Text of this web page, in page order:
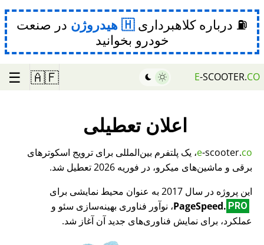
⛽ درباره کلاهبرداری هیدروژن در صنعت
خودرو بخوانید
E-SCOOTER.CO
🇦🇫
☰
اعلان تعطیلی
e-scooter.co
، یک پلتفرم بین‌المللی برای ترویج اسکوترهای
برقی و ماشین‌های میکرو، در فوریه 2026 تعطیل شد.
این پروژه در سال 2017 به عنوان محیط نمایشی برای
PageSpeed. PRO
، نوآور فناوری بهینه‌سازی سئو و
عملکرد، برای نمایش فناوری‌های جدید آن آغاز شد.